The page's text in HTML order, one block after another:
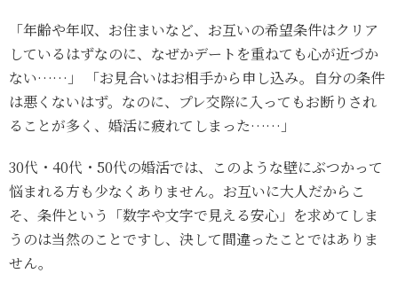
「年齢や年収、お住まいなど、お互いの希望条件はクリア
しているはずなのに、なぜかデートを重ねても心が近づか
ない……」 「お見合いはお相手から申し込み。自分の条件
は悪くないはず。なのに、プレ交際に入ってもお断りされ
ることが多く、婚活に疲れてしまった……」
30代・40代・50代の婚活では、このような壁にぶつかって
悩まれる方も少なくありません。お互いに大人だからこ
そ、条件という「数字や文字で見える安心」を求めてしま
うのは当然のことですし、決して間違ったことではありま
せん。